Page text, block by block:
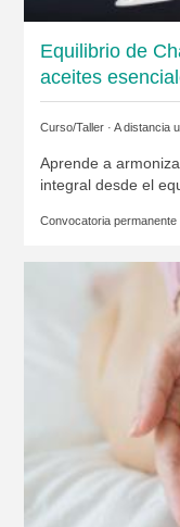
Equilibrio de
aceites
Curso/Taller · A distancia
Aprende a
integral desde el
Convocatoria permanente